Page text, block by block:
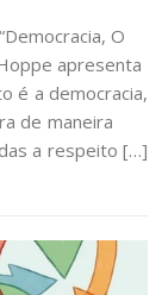
O
apresenta
é a democracia,
de maneira
a respeito […]